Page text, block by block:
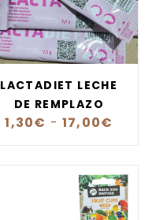
LACTADIET LECHE
DE REMPLAZO
1,30€ - 17,00€